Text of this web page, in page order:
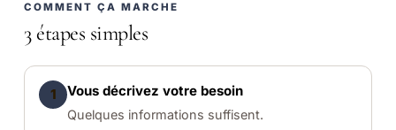
COMMENT ÇA MARCHE
3 étapes simples
1 Vous décrivez votre besoin
Quelques informations suffisent.